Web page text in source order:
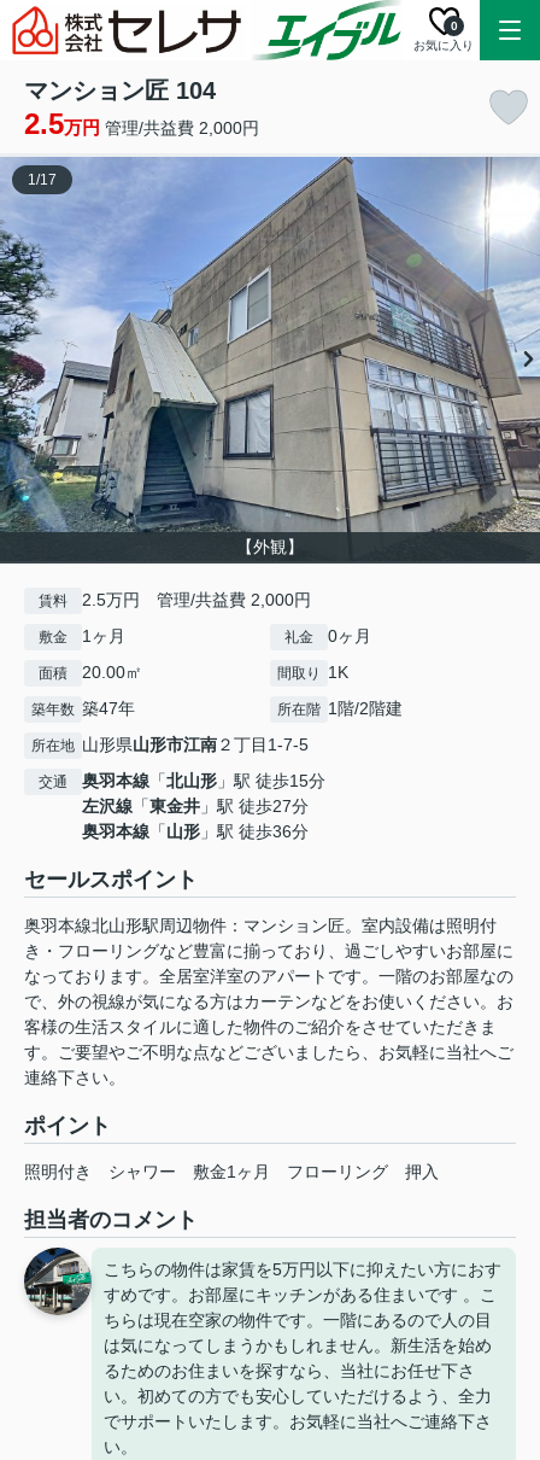
お気に入り
0
マンション匠 104
2.5万円 管理/共益費 2,000円
【外観】
1/17
賃料 2.5万円 管理/共益費 2,000円
敷金 1ヶ月 礼金 0ヶ月
面積 20.00㎡ 間取り 1K
築年数 築47年 所在階 1階/2階建
所在地 山形県山形市江南２丁目1-7-5
交通 奥羽本線 「北山形 」駅 徒歩15分
左沢線 「東金井 」駅 徒歩27分
奥羽本線 「山形 」駅 徒歩36分
セールスポイント
奥羽本線北山形駅周辺物件：マンション匠。室内設備は照明付
き・フローリングなど豊富に揃っており、過ごしやすいお部屋に
なっております。全居室洋室のアパートです。一階のお部屋なの
で、外の視線が気になる方はカーテンなどをお使いください。お
客様の生活スタイルに適した物件のご紹介をさせていただきま
す。ご要望やご不明な点などございましたら、お気軽に当社へご
連絡下さい。
ポイント
照明付き シャワー 敷金1ヶ月 フローリング 押入
担当者のコメント
こちらの物件は家賃を5万円以下に抑えたい方におす
すめです。お部屋にキッチンがある住まいです 。こ
ちらは現在空家の物件です。一階にあるので人の目
は気になってしまうかもしれません。新生活を始め
るためのお住まいを探すなら、当社にお任せ下さ
い。初めての方でも安心していただけるよう、全力
でサポートいたします。お気軽に当社へご連絡下さ
い。